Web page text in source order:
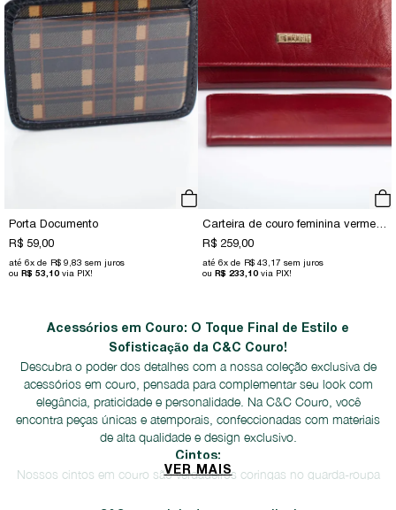
Porta Documento
R$ 53,10 via PIX!
R$ 59,00
6x R$ 9,83 sem juros
Carteira de couro feminina vermelha
R$ 233,10 via PIX!
R$ 259,00
6x R$ 43,17 sem juros
Acessórios em Couro: O Toque Final de Estilo e
Sofisticação da C&C Couro!
Descubra o poder dos detalhes com a nossa coleção exclusiva de
acessórios em couro, pensada para complementar seu look com
elegância, praticidade e personalidade. Na C&C Couro, você
encontra peças únicas e atemporais, confeccionadas com materiais
de alta qualidade e design exclusivo.
Cintos:
Nossos cintos em couro são verdadeiros coringas no guarda-roupa
VER MAIS